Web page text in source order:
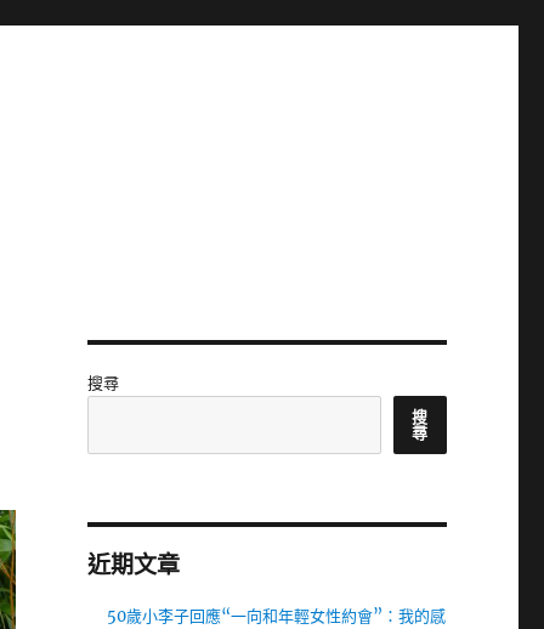
搜尋
搜
尋
近期文章
50歲小李子回應“一向和年輕女性約會”：我的感